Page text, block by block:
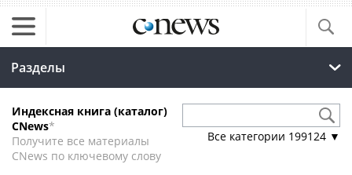
Разделы
Индексная книга (каталог)
CNews*
Получите все материалы
CNews по ключевому слову
Все категории 199124 ▼